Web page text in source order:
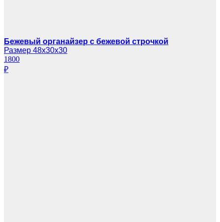
Бежевый органайзер с бежевой строчкой
Размер 48х30х30
1800
₽